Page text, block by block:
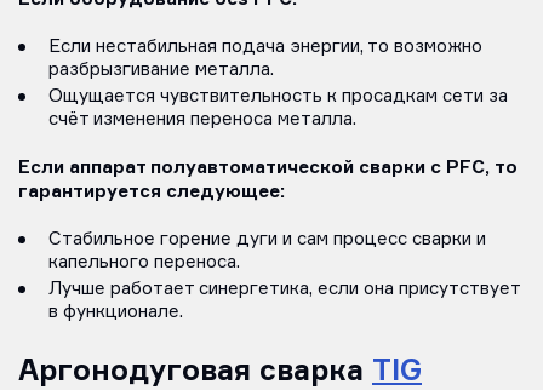
Если нестабильная подача энергии, то возможно
разбрызгивание металла.
Ощущается чувствительность к просадкам сети за
счёт изменения переноса металла.
Если аппарат полуавтоматической сварки с PFC, то
гарантируется следующее:
Стабильное горение дуги и сам процесс сварки и
капельного переноса.
Лучше работает синергетика, если она присутствует
в функционале.
Аргонодуговая сварка TIG